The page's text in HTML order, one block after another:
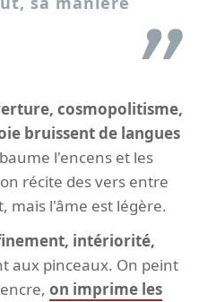
cosmopolitisme,
bruissent de langues
l'encens et les
récite des vers entre
mais l'âme est légère.
intériorité,
aux pinceaux. On peint
on imprime les